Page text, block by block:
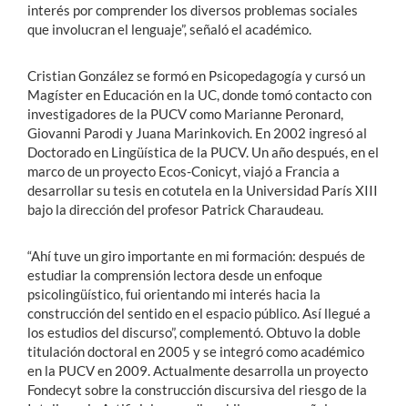
interés por comprender los diversos problemas sociales
que involucran el lenguaje”, señaló el académico.
Cristian González se formó en Psicopedagogía y cursó un
Magíster en Educación en la UC, donde tomó contacto con
investigadores de la PUCV como Marianne Peronard,
Giovanni Parodi y Juana Marinkovich. En 2002 ingresó al
Doctorado en Lingüística de la PUCV. Un año después, en el
marco de un proyecto Ecos-Conicyt, viajó a Francia a
desarrollar su tesis en cotutela en la Universidad París XIII
bajo la dirección del profesor Patrick Charaudeau.
“Ahí tuve un giro importante en mi formación: después de
estudiar la comprensión lectora desde un enfoque
psicolingüístico, fui orientando mi interés hacia la
construcción del sentido en el espacio público. Así llegué a
los estudios del discurso”, complementó. Obtuvo la doble
titulación doctoral en 2005 y se integró como académico
en la PUCV en 2009. Actualmente desarrolla un proyecto
Fondecyt sobre la construcción discursiva del riesgo de la